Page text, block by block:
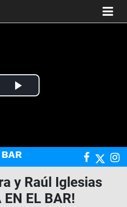
Play
y Raúl Iglesias
EL BAR!